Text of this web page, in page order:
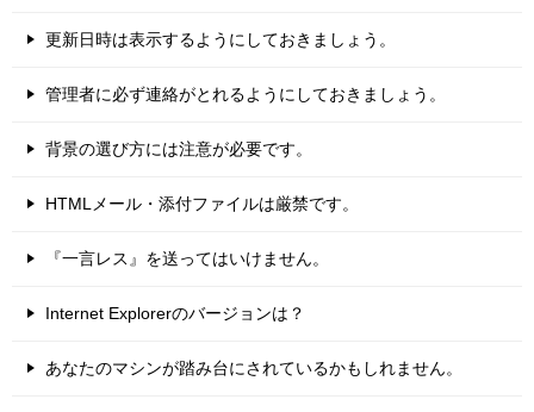
更新日時は表示するようにしておきましょう。
管理者に必ず連絡がとれるようにしておきましょう。
背景の選び方には注意が必要です。
HTMLメール・添付ファイルは厳禁です。
『一言レス』を送ってはいけません。
Internet Explorerのバージョンは？
あなたのマシンが踏み台にされているかもしれません。